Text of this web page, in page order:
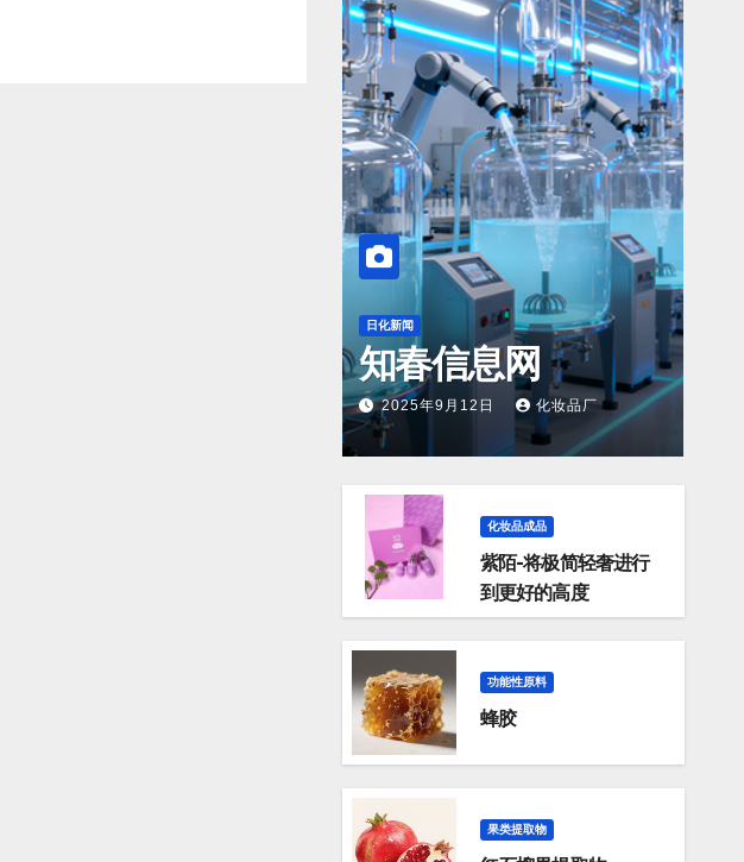
日化新闻
知春信息网
2025年9月12日 化妆品厂
化妆品成品
紫陌-将极简轻奢进行
到更好的高度
功能性原料
蜂胶
果类提取物